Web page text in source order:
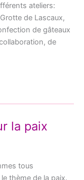
ateliers:
de Lascaux,
de gâteaux
de
la paix
tous
thème de la paix.